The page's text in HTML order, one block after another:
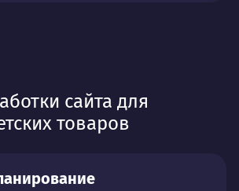
сайта для
товаров